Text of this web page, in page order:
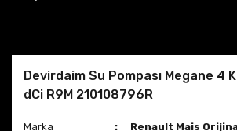
Devirdaim Su Pompası Megane 4
dCi R9M 210108796R
Marka
Renault Mais